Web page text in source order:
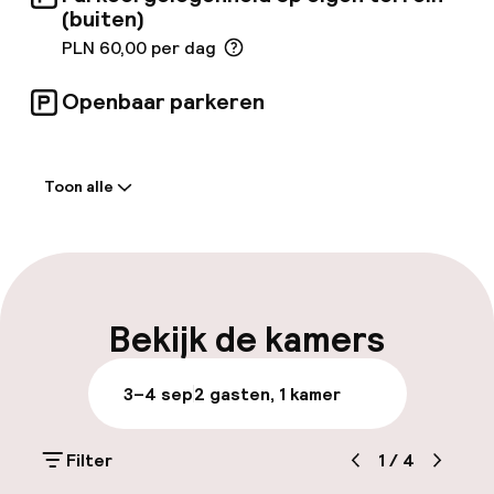
(buiten)
PLN 60,00 per dag
Openbaar parkeren
Meertalige medewerkers
Parkeren & mobiliteit
Parkeergelegenheid op eigen terrein
(buiten)
Toon alle
Bekijk de kamers
3–4 sep2 gasten, 1 kamer
Filter 1 / 4